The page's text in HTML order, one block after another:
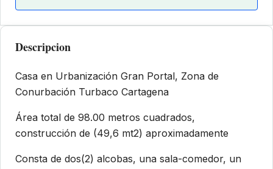
Descripcion
Casa en Urbanización Gran Portal, Zona de
Conurbación Turbaco Cartagena
Área total de 98.00 metros cuadrados,
construcción de (49,6 mt2) aproximadamente
Consta de dos(2) alcobas, una sala-comedor, un